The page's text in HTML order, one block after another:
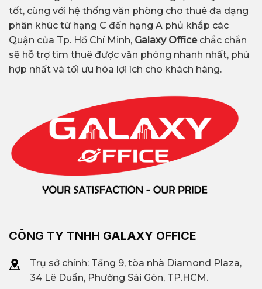
tốt, cùng với hệ thống văn phòng cho thuê đa dạng
phân khúc từ hạng C đến hạng A phủ khắp các
Quận của Tp. Hồ Chí Minh, Galaxy Office chắc chắn
sẽ hỗ trợ tìm thuê được văn phòng nhanh nhất, phù
hợp nhất và tối ưu hóa lợi ích cho khách hàng.
CÔNG TY TNHH GALAXY OFFICE
Trụ sở chính: Tầng 9, tòa nhà Diamond Plaza,
34 Lê Duẩn, Phường Sài Gòn, TP.HCM.